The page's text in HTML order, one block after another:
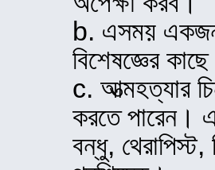
b. এসময়
বিশেষজ্ঞের
c. আত্মহত্যার
করতে পারেন।
বন্ধু, থেরাপিস্ট,